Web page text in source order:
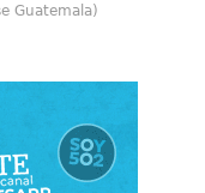
Guatemala)